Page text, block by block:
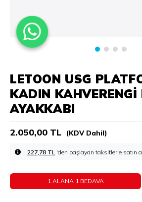
LETOON USG
KADIN KAHVERENGI
AYAKKABI
2.050,00 TL (KDV Dahil)
227,78 TL 'den başlayan taksitlerle
1 ALANA 1 BEDAVA